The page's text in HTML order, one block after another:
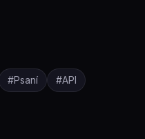
#Psaní #API